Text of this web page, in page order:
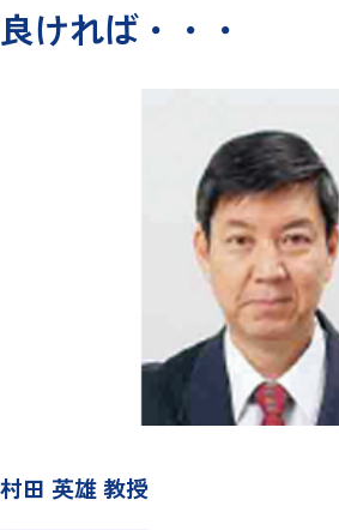
良ければ・・・
村田 英雄 教授